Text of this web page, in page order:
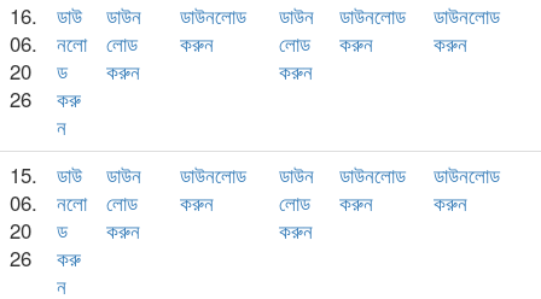
16.
06.
20
26
ডাউ
নলো
ড
করু
ন
ডাউন
লোড
করুন
ডাউনলোড
করুন
ডাউন
লোড
করুন
ডাউনলোড
করুন
ডাউনলোড
করুন
15.
06.
20
26
ডাউ
নলো
ড
করু
ন
ডাউন
লোড
করুন
ডাউনলোড
করুন
ডাউন
লোড
করুন
ডাউনলোড
করুন
ডাউনলোড
করুন